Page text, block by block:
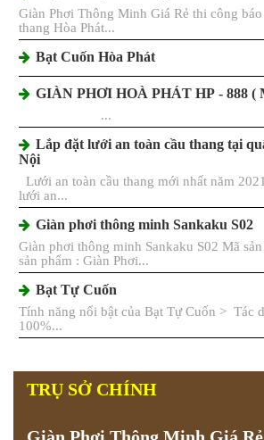
Giàn Phơi Thông Minh Giá Rẻ thi công
thang Hòa Phát...
Bạt Cuốn Hòa Phát
GIÀN PHƠI HOÀ PHÁT HP - 888 (
...
Lắp đặt lưới an toàn cầu thang tại
Nội
Lưới an toàn cầu thang mới nhất năm
lưới an...
Giàn phơi thông minh Sankaku S02
Giàn phơi thông minh Sankaku S02 Mã
sản phẩm : Giàn Phơi...
Bạt Tự Cuốn
Tính năng nổi bật của Bạt Tự Cuốn > Tác
100%...
TRỤ SỞ CHÍNH
Giàn Phơi Thông Minh Giá